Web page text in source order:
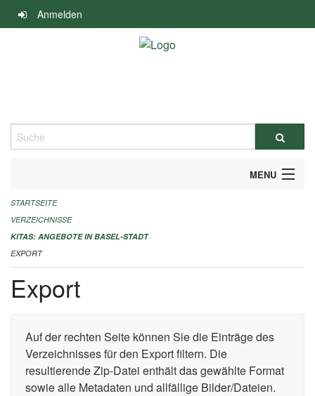
Navigation
überspringen
Anmelden
Suche
MENU
ALLGEMEINE INFORMATIONEN
IMPRESSUM
STARTSEITE
VERZEICHNISSE
KITAS: ANGEBOTE IN BASEL-STADT
EXPORT
Export
Auf der rechten Seite können Sie die Einträge des
Verzeichnisses für den Export filtern. Die
resultierende Zip-Datei enthält das gewählte Format
sowie alle Metadaten und allfällige Bilder/Dateien.